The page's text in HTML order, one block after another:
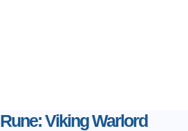
Rune: Viking Warlord